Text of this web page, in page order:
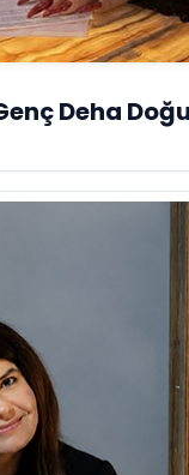
Deha